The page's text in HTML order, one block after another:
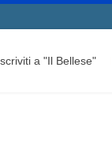
a "Il Bellese"